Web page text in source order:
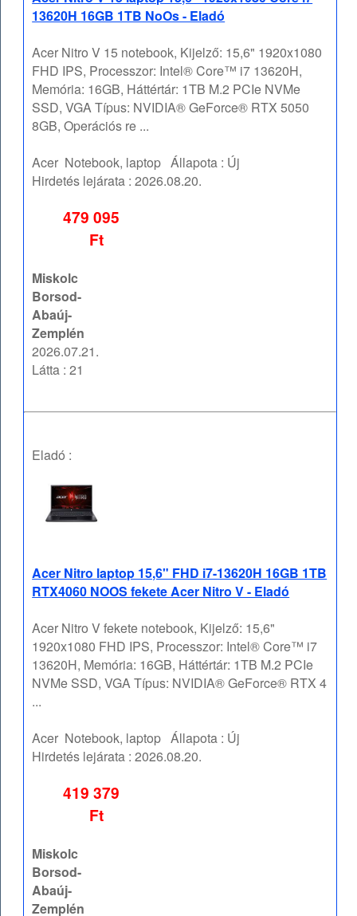
13620H 16GB 1TB NoOs - Eladó
Acer Nitro V 15 notebook, Kijelző: 15,6" 1920x1080
FHD IPS, Processzor: Intel® Core™ i7 13620H,
Memória: 16GB, Háttértár: 1TB M.2 PCIe NVMe
SSD, VGA Típus: NVIDIA® GeForce® RTX 5050
8GB, Operációs re ...
Acer Notebook, laptop Állapota : Új
Hirdetés lejárata :2026.08.20.
479 095
Ft
Miskolc
Borsod-
Abaúj-
Zemplén
2026.07.21.
Látta : 21
Eladó :
Acer Nitro laptop 15,6" FHD i7-13620H 16GB 1TB
RTX4060 NOOS fekete Acer Nitro V - Eladó
Acer Nitro V fekete notebook, Kijelző: 15,6"
1920x1080 FHD IPS, Processzor: Intel® Core™ i7
13620H, Memória: 16GB, Háttértár: 1TB M.2 PCIe
NVMe SSD, VGA Típus: NVIDIA® GeForce® RTX 4
...
Acer Notebook, laptop Állapota : Új
Hirdetés lejárata :2026.08.20.
419 379
Ft
Miskolc
Borsod-
Abaúj-
Zemplén